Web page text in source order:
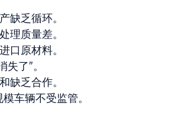
缺乏循环。
理质量差。
口原材料。
失了”。
缺乏合作。
车辆不受监管。